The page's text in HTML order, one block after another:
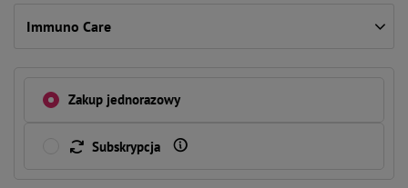
Immuno Care
Zakup jednorazowy
Subskrypcja